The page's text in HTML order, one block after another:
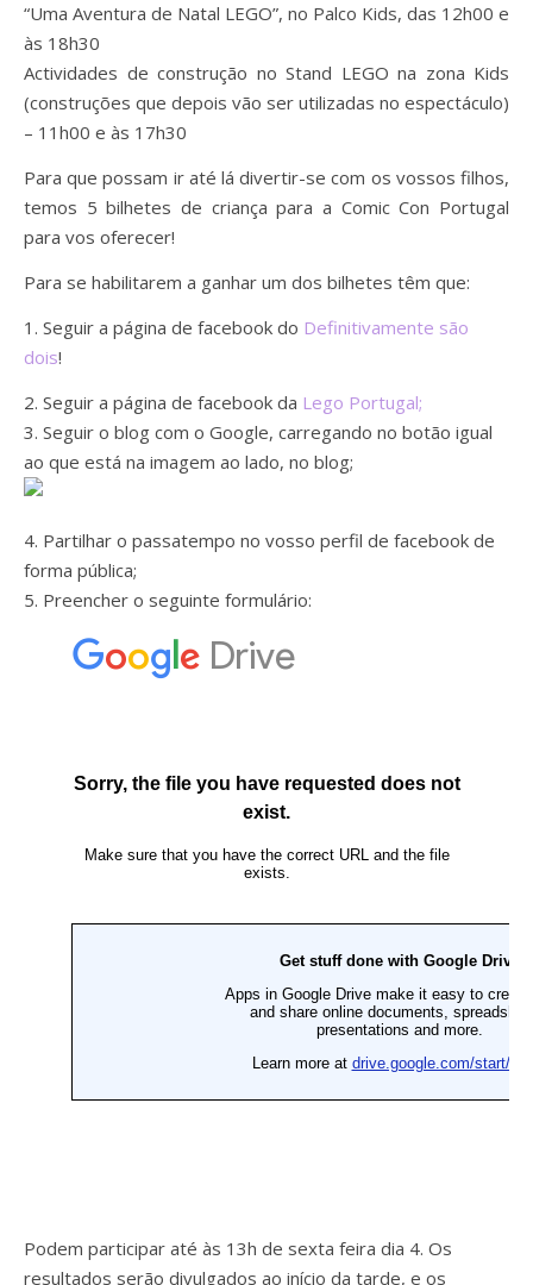
“Uma Aventura de Natal LEGO”, no Palco Kids, das 12h00 e
às 18h30
Actividades de construção no Stand LEGO na zona Kids
(construções que depois vão ser utilizadas no espectáculo)
– 11h00 e às 17h30
Para que possam ir até lá divertir-se com os vossos filhos,
temos 5 bilhetes de criança para a Comic Con Portugal
para vos oferecer!
Para se habilitarem a ganhar um dos bilhetes têm que:
1. Seguir a página de facebook do Definitivamente são
dois!
2. Seguir a página de facebook da Lego Portugal;
3. Seguir o blog com o Google, carregando no botão igual
ao que está na imagem ao lado, no blog;
4. Partilhar o passatempo no vosso perfil de facebook de
forma pública;
5. Preencher o seguinte formulário:
Podem participar até às 13h de sexta feira dia 4. Os
resultados serão divulgados ao início da tarde, e os